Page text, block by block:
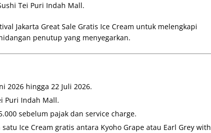
Tei Puri Indah Mall.
Jakarta Great Sale Gratis Ice Cream untuk melengkapi
penutup yang menyegarkan.
2026 hingga 22 Juli 2026.
Puri Indah Mall.
sebelum pajak dan service charge.
Ice Cream gratis antara Kyoho Grape atau Earl Grey with